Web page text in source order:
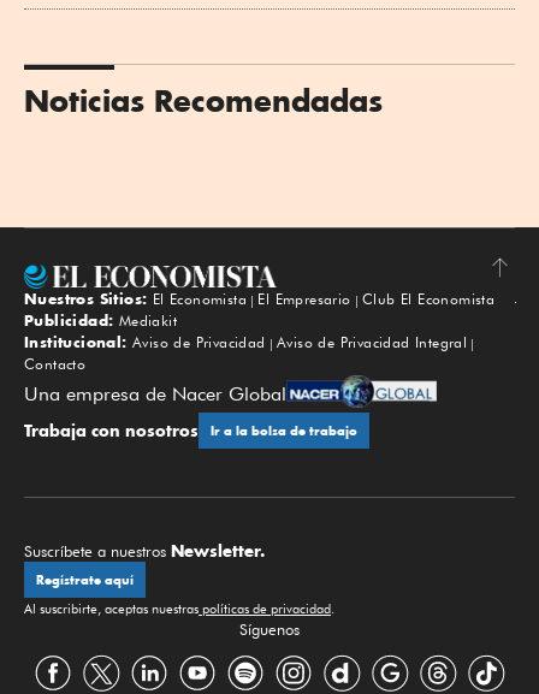
Noticias Recomendadas
Subir
Nuestros Sitios: El Economista El Empresario
Club El Economista
Publicidad: Mediakit
Institucional: Aviso de Privacidad
Aviso de Privacidad Integral
Contacto
Una empresa de Nacer Global
Trabaja con nosotros Ir a la bolsa de trabajo
Suscríbete a nuestros Newsletter.
Regístrate aquí
Al suscribirte, aceptas nuestras políticas de privacidad.
Síguenos